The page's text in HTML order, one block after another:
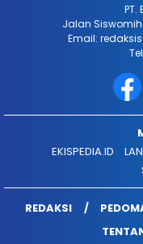
Jalan
Email:
EKISPEDIA.ID
REDAKSI